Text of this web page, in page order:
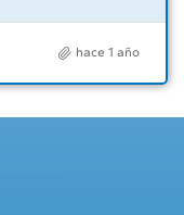
hace 1 año